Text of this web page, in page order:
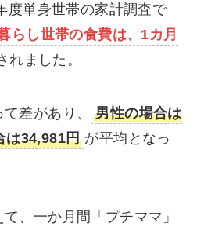
度単身世帯の家計調査で
らし世帯の食費は、1カ月
れました。
差があり、
男性の場合は
は34,981円 が平均となっ
、一か月間「プチママ」